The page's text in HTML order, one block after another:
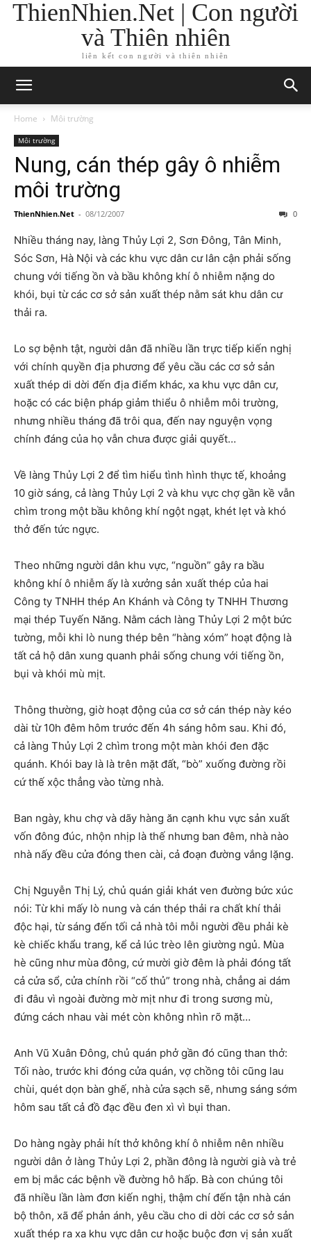
ThienNhien.Net | Con người
và Thiên nhiên
liên kết con người và thiên nhiên
Home Môi trường
Môi trường
Nung, cán thép gây ô nhiễm
môi trường
ThienNhien.Net - 08/12/2007 0
Nhiều tháng nay, làng Thủy Lợi 2, Sơn Đông, Tân Minh,
Sóc Sơn, Hà Nội và các khu vực dân cư lân cận phải sống
chung với tiếng ồn và bầu không khí ô nhiễm nặng do
khói, bụi từ các cơ sở sản xuất thép nằm sát khu dân cư
thải ra.
Lo sợ bệnh tật, người dân đã nhiều lần trực tiếp kiến nghị
với chính quyền địa phương để yêu cầu các cơ sở sản
xuất thép di dời đến địa điểm khác, xa khu vực dân cư,
hoặc có các biện pháp giảm thiểu ô nhiễm môi trường,
nhưng nhiều tháng đã trôi qua, đến nay nguyện vọng
chính đáng của họ vẫn chưa được giải quyết…
Về làng Thủy Lợi 2 để tìm hiểu tình hình thực tế, khoảng
10 giờ sáng, cả làng Thủy Lợi 2 và khu vực chợ gần kề vẫn
chìm trong một bầu không khí ngột ngạt, khét lẹt và khó
thở đến tức ngực.
Theo những người dân khu vực, “nguồn” gây ra bầu
không khí ô nhiễm ấy là xưởng sản xuất thép của hai
Công ty TNHH thép An Khánh và Công ty TNHH Thương
mại thép Tuyến Năng. Nằm cách làng Thủy Lợi 2 một bức
tường, mỗi khi lò nung thép bên “hàng xóm” hoạt động là
tất cả hộ dân xung quanh phải sống chung với tiếng ồn,
bụi và khói mù mịt.
Thông thường, giờ hoạt động của cơ sở cán thép này kéo
dài từ 10h đêm hôm trước đến 4h sáng hôm sau. Khi đó,
cả làng Thủy Lợi 2 chìm trong một màn khói đen đặc
quánh. Khói bay là là trên mặt đất, “bò” xuống đường rồi
cứ thế xộc thẳng vào từng nhà.
Ban ngày, khu chợ và dãy hàng ăn cạnh khu vực sản xuất
vốn đông đúc, nhộn nhịp là thế nhưng ban đêm, nhà nào
nhà nấy đều cửa đóng then cài, cả đoạn đường vắng lặng.
Chị Nguyễn Thị Lý, chủ quán giải khát ven đường bức xúc
nói: Từ khi mấy lò nung và cán thép thải ra chất khí thải
độc hại, từ sáng đến tối cả nhà tôi mỗi người đều phải kè
kè chiếc khẩu trang, kể cả lúc trèo lên giường ngủ. Mùa
hè cũng như mùa đông, cứ mười giờ đêm là phải đóng tất
cả cửa sổ, cửa chính rồi “cố thủ” trong nhà, chẳng ai dám
đi đâu vì ngoài đường mờ mịt như đi trong sương mù,
đứng cách nhau vài mét còn không nhìn rõ mặt…
Anh Vũ Xuân Đông, chủ quán phở gần đó cũng than thở:
Tối nào, trước khi đóng cửa quán, vợ chồng tôi cũng lau
chùi, quét dọn bàn ghế, nhà cửa sạch sẽ, nhưng sáng sớm
hôm sau tất cả đồ đạc đều đen xì vì bụi than.
Do hàng ngày phải hít thở không khí ô nhiễm nên nhiều
người dân ở làng Thủy Lợi 2, phần đông là người già và trẻ
em bị mắc các bệnh về đường hô hấp. Bà con chúng tôi
đã nhiều lần làm đơn kiến nghị, thậm chí đến tận nhà cán
bộ thôn, xã để phản ánh, yêu cầu cho di dời các cơ sở sản
xuất thép ra xa khu vực dân cư hoặc buộc đơn vị sản xuất